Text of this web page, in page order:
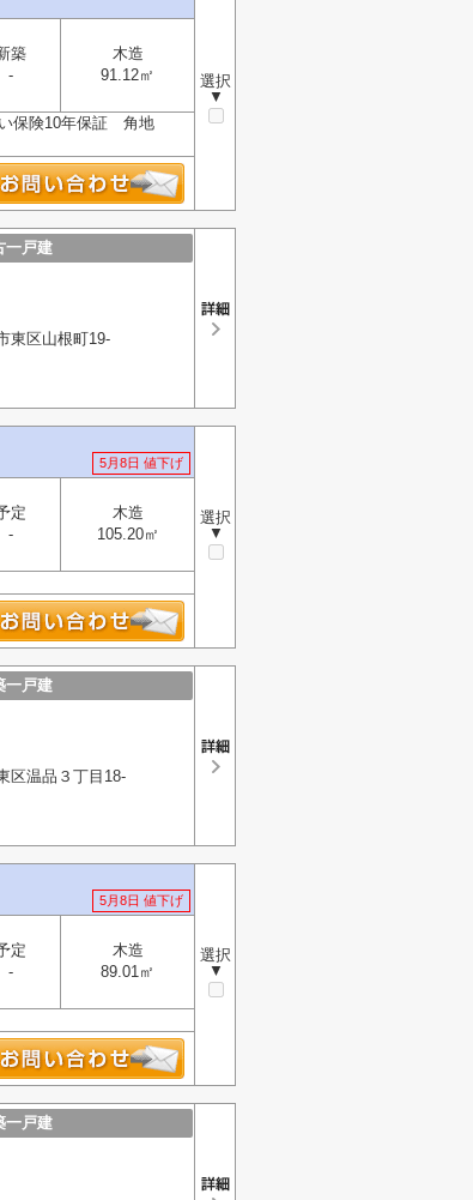
選択
▼
築
-
木造
91.12㎡
い保険10年保証 角地
一戸建
東区山根町19-
5月8日 値下げ
選択
▼
定
-
木造
105.20㎡
一戸建
区温品３丁目18-
5月8日 値下げ
選択
▼
定
-
木造
89.01㎡
一戸建